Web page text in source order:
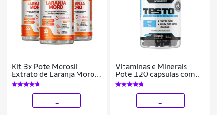
Kit 3x Pote Morosil
Extrato de Laranja Moro
Cromo Café Verde 3x1
Vegano Denavita
Vitaminas e Minerais
Pote 120 capsulas com
Boro, Magnésio, Zinco,
Niacina, Cálcio, Vitamina
B12 e B6